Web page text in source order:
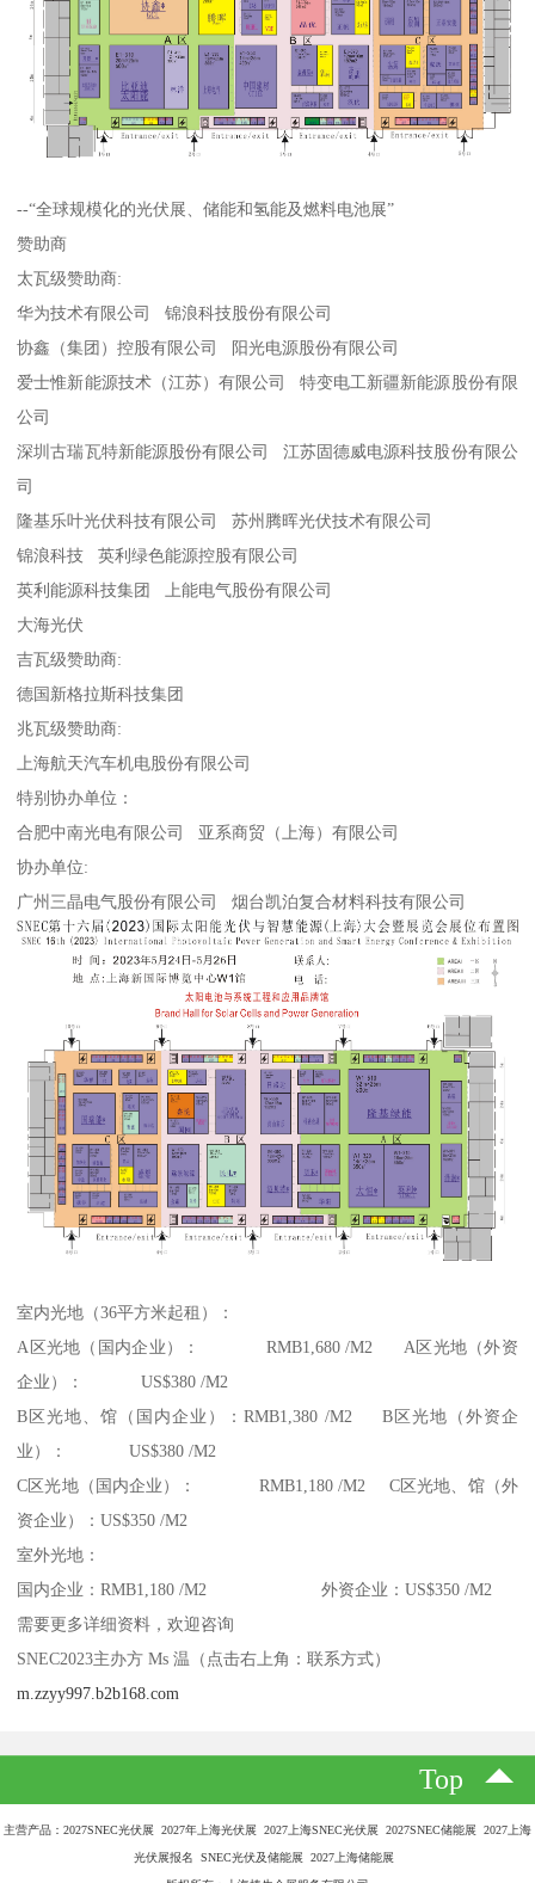
--“全球规模化的光伏展、储能和氢能及燃料电池展”
赞助商
太瓦级赞助商:
华为技术有限公司 锦浪科技股份有限公司
协鑫（集团）控股有限公司 阳光电源股份有限公司
爱士惟新能源技术（江苏）有限公司 特变电工新疆新能源股份有限
公司
深圳古瑞瓦特新能源股份有限公司 江苏固德威电源科技股份有限公
司
隆基乐叶光伏科技有限公司 苏州腾晖光伏技术有限公司
锦浪科技 英利绿色能源控股有限公司
英利能源科技集团 上能电气股份有限公司
大海光伏
吉瓦级赞助商:
德国新格拉斯科技集团
兆瓦级赞助商:
上海航天汽车机电股份有限公司
特别协办单位：
合肥中南光电有限公司 亚系商贸（上海）有限公司
协办单位:
广州三晶电气股份有限公司 烟台凯泊复合材料科技有限公司
室内光地（36平方米起租）：
A区光地（国内企业）： RMB1,680 /M2 A区光地（外资
企业）： US$380 /M2
B区光地、馆（国内企业）：RMB1,380 /M2 B区光地（外资企
业）： US$380 /M2
C区光地（国内企业）： RMB1,180 /M2 C区光地、馆（外
资企业）：US$350 /M2
室外光地：
国内企业：RMB1,180 /M2 外资企业：US$350 /M2
需要更多详细资料，欢迎咨询
SNEC2023主办方 Ms 温（点击右上角：联系方式）
m.zzyy997.b2b168.com
Top
主营产品：2027SNEC光伏展 2027年上海光伏展 2027上海SNEC光伏展 2027SNEC储能展 2027上海
光伏展报名 SNEC光伏及储能展 2027上海储能展